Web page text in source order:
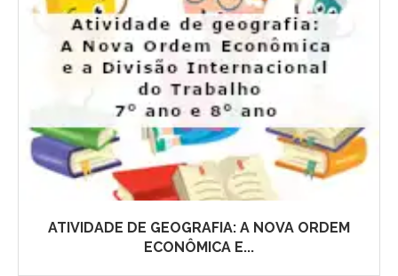
ATIVIDADE DE GEOGRAFIA: A NOVA ORDEM
ECONÔMICA E...